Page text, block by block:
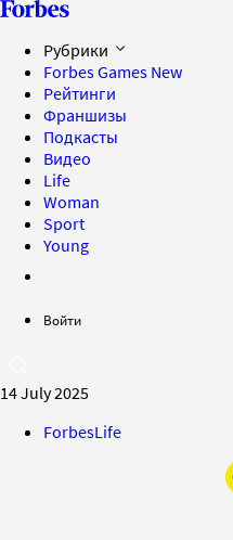
Рубрики
Forbes Games New
Рейтинги
Франшизы
Подкасты
Видео
Life
Woman
Sport
Young
Войти
14 July 2025
ForbesLife